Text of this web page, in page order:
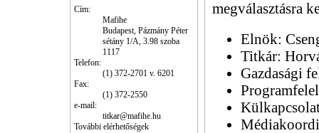
Cím:
Mafihe
Budapest, Pázmány Péter
sétány 1/A, 3.98 szoba
1117
Telefon:
(1) 372-2701 v. 6201
Fax:
(1) 372-2550
e-mail:
titkar@mafihe.hu
További elérhetőségek
megválasztásra
Elnök:
Titkár:
Gazdasági